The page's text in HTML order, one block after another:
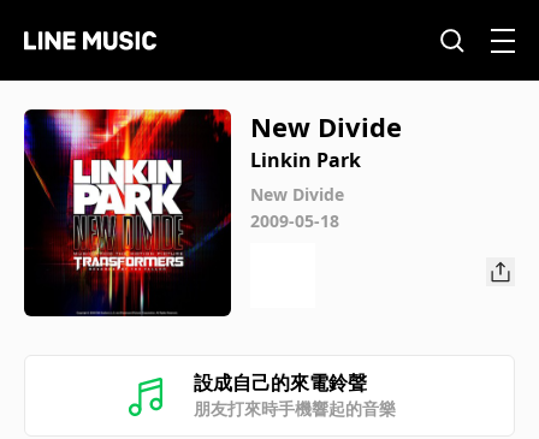
New Divide
Linkin Park
New Divide
2009-05-18
設成自己的來電鈴聲
朋友打來時手機響起的音樂